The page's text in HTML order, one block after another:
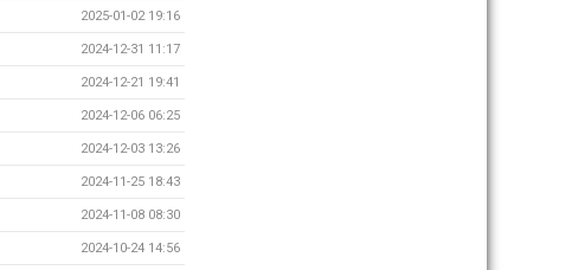
2025-01-02 19:16
2024-12-31 11:17
2024-12-21 19:41
2024-12-06 06:25
2024-12-03 13:26
2024-11-25 18:43
2024-11-08 08:30
2024-10-24 14:56